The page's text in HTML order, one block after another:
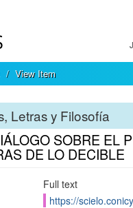
View Item
Letras y Filosofía
SOBRE EL
DE LO DECIBLE
Full text
https://